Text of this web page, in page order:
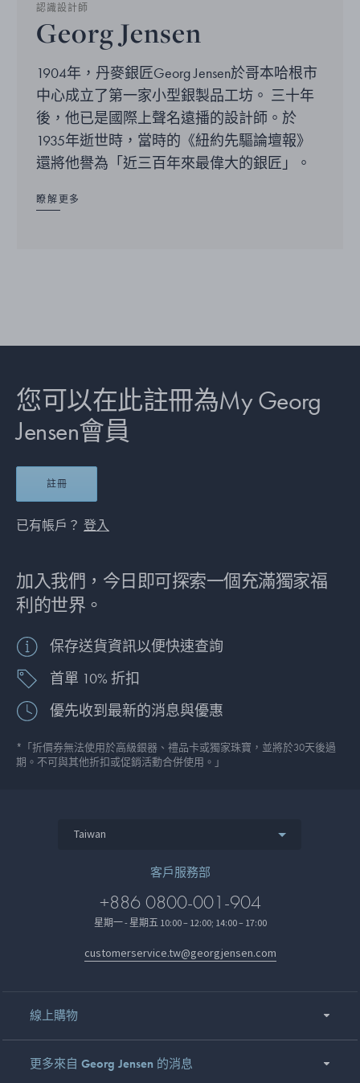
認識設計師
Georg Jensen
1904年，丹麥銀匠Georg Jensen於哥本哈根市
中心成立了第一家小型銀製品工坊。 三十年
後，他已是國際上聲名遠播的設計師。於
1935年逝世時，當時的《紐約先驅論壇報》
還將他譽為「近三百年來最偉大的銀匠」。
瞭解更多
您可以在此註冊為My Georg
Jensen會員
註冊
已有帳戶？ 登入
加入我們，今日即可探索一個充滿獨家福
利的世界。
保存送貨資訊以便快速查詢
首單 10% 折扣
優先收到最新的消息與優惠
*「折價券無法使用於高級銀器、禮品卡或獨家珠寶，並將於30天後過
期。不可與其他折扣或促銷活動合併使用。」
Taiwan
客戶服務部
+886 0800-001-904
星期一 - 星期五 10:00 – 12:00; 14:00 – 17:00
customerservice.tw@georgjensen.com
線上購物
更多來自 Georg Jensen 的消息